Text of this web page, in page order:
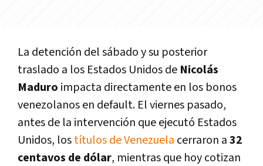
La detención del sábado y su posterior
traslado a los Estados Unidos de Nicolás
Maduro impacta directamente en los bonos
venezolanos en default. El viernes pasado,
antes de la intervención que ejecutó Estados
Unidos, lostítulos de Venezuela cerraron a32
centavos de dólar, mientras que hoy cotizan